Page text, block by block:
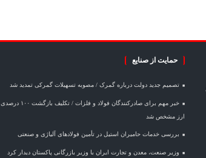
حمایت از صنایع
تصمیم جدید دولت درباره گمرک / مصوبه تسهیلات گمرکی تمدید شد
خبر مهم برای صادرکنندگان فولاد و فلزات / تکلیف بازگشت ۱۰۰ درصدی
ارز مشخص شد
بررسی خدمات حامیران استیل در تأمین فولادهای آلیاژی و صنعتی
وزیر صنعت، معدن و تجارت ایران با وزیر بازرگانی پاکستان دیدار کرد